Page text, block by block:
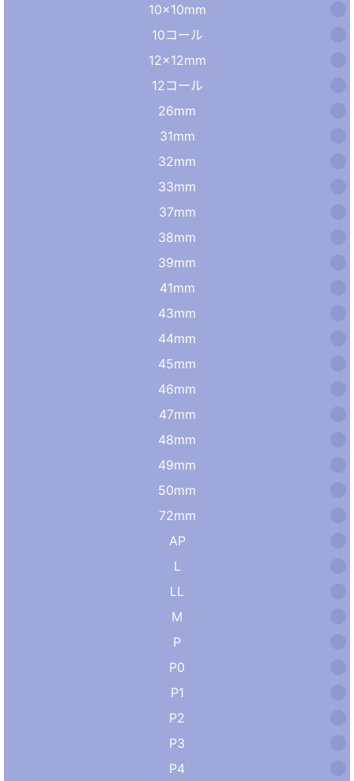
10×10mm
10コール
12×12mm
12コール
26mm
31mm
32mm
33mm
37mm
38mm
39mm
41mm
43mm
44mm
45mm
46mm
47mm
48mm
49mm
50mm
72mm
AP
L
LL
M
P
P0
P1
P2
P3
P4